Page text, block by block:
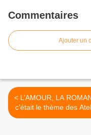
Commentaires
Ajouter un
< L’AMOUR, LA ROMANCE,
c’était le thème des
Albums des 7 Janv. et